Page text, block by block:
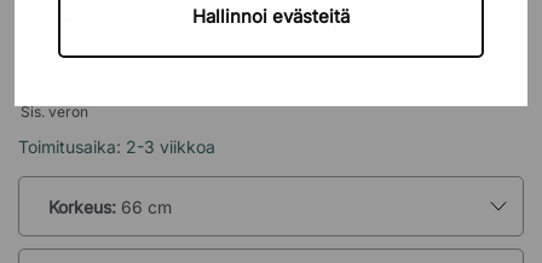
Hallinnoi evästeitä
Baarijakkara Taburete 8
Sis. veron
Toimitusaika: 2-3 viikkoa
Korkeus: 66 cm